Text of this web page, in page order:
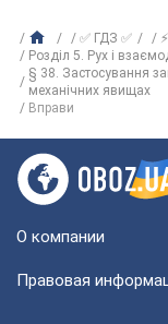
✅ ГДЗ ✅
Розділ 5. Рух і
§ 38. Застосування
механічних явищах
Вправи
О компании
Правовая